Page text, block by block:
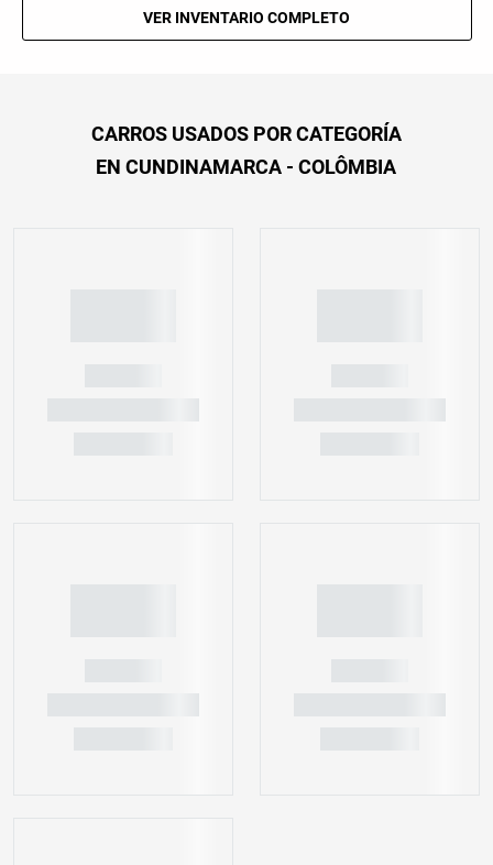
VER INVENTARIO COMPLETO
CARROS USADOS POR CATEGORÍA
EN CUNDINAMARCA - COLÔMBIA